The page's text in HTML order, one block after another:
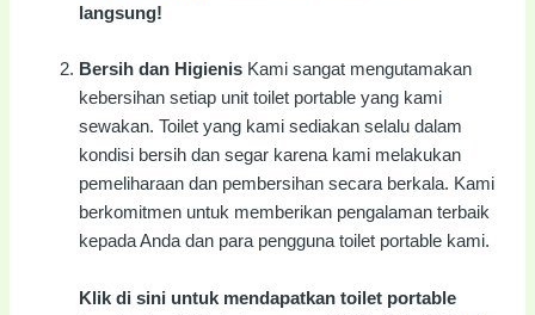
langsung!
Bersih dan Higienis Kami sangat mengutamakan
kebersihan setiap unit toilet portable yang kami
sewakan. Toilet yang kami sediakan selalu dalam
kondisi bersih dan segar karena kami melakukan
pemeliharaan dan pembersihan secara berkala. Kami
berkomitmen untuk memberikan pengalaman terbaik
kepada Anda dan para pengguna toilet portable kami.
Klik di sini untuk mendapatkan toilet portable